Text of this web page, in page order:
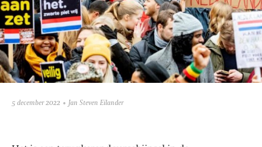
5 december 2022 Jan Steven Eilander